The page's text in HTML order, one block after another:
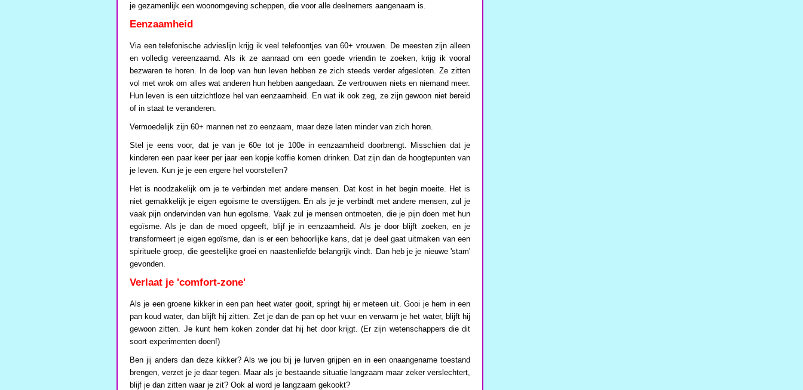
je gezamenlijk een woonomgeving scheppen, die voor alle deelnemers aangenaam is.
Eenzaamheid
Via een telefonische advieslijn krijg ik veel telefoontjes van 60+ vrouwen. De meesten zijn alleen
en volledig vereenzaamd. Als ik ze aanraad om een goede vriendin te zoeken, krijg ik vooral
bezwaren te horen. In de loop van hun leven hebben ze zich steeds verder afgesloten. Ze zitten
vol met wrok om alles wat anderen hun hebben aangedaan. Ze vertrouwen niets en niemand meer.
Hun leven is een uitzichtloze hel van eenzaamheid. En wat ik ook zeg, ze zijn gewoon niet bereid
of in staat te veranderen.
Vermoedelijk zijn 60+ mannen net zo eenzaam, maar deze laten minder van zich horen.
Stel je eens voor, dat je van je 60e tot je 100e in eenzaamheid doorbrengt. Misschien dat je
kinderen een paar keer per jaar een kopje koffie komen drinken. Dat zijn dan de hoogtepunten van
je leven. Kun je je een ergere hel voorstellen?
Het is noodzakelijk om je te verbinden met andere mensen. Dat kost in het begin moeite. Het is
niet gemakkelijk je eigen egoïsme te overstijgen. En als je je verbindt met andere mensen, zul je
vaak pijn ondervinden van hun egoïsme. Vaak zul je mensen ontmoeten, die je pijn doen met hun
egoïsme. Als je dan de moed opgeeft, blijf je in eenzaamheid. Als je door blijft zoeken, en je
transformeert je eigen egoïsme, dan is er een behoorlijke kans, dat je deel gaat uitmaken van een
spirituele groep, die geestelijke groei en naastenliefde belangrijk vindt. Dan heb je je nieuwe 'stam'
gevonden.
Verlaat je 'comfort-zone'
Als je een groene kikker in een pan heet water gooit, springt hij er meteen uit. Gooi je hem in een
pan koud water, dan blijft hij zitten. Zet je dan de pan op het vuur en verwarm je het water, blijft hij
gewoon zitten. Je kunt hem koken zonder dat hij het door krijgt. (Er zijn wetenschappers die dit
soort experimenten doen!)
Ben jij anders dan deze kikker? Als we jou bij je lurven grijpen en in een onaangename toestand
brengen, verzet je je daar tegen. Maar als je bestaande situatie langzaam maar zeker verslechtert,
blijf je dan zitten waar je zit? Ook al word je langzaam gekookt?